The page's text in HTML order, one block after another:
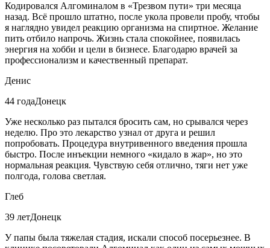
Кодировался Алгоминалом в «Трезвом пути» три месяца
назад. Всё прошло штатно, после укола провели пробу, чтобы
я наглядно увидел реакцию организма на спиртное. Желание
пить отбило напрочь. Жизнь стала спокойнее, появилась
энергия на хобби и цели в бизнесе. Благодарю врачей за
профессионализм и качественный препарат.
Денис
44 годаДонецк
Уже несколько раз пытался бросить сам, но срывался через
неделю. Про это лекарство узнал от друга и решил
попробовать. Процедура внутривенного введения прошла
быстро. После инъекции немного «кидало в жар», но это
нормальная реакция. Чувствую себя отлично, тяги нет уже
полгода, голова светлая.
Глеб
39 летДонецк
У папы была тяжелая стадия, искали способ посерьезнее. В